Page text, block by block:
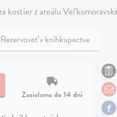
kostier z areálu
Rezervovať v kníhkupectve
Zasielame do 14 dní